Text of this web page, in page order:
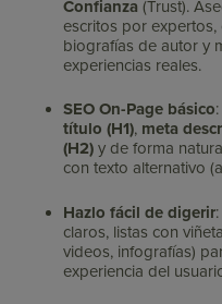
Confianza (Trust).
escritos por expertos,
biografías de autor y
experiencias reales.
SEO On-Page básico
título (H1), meta
(H2) y de forma
con texto alternativo
Hazlo fácil de digerir
claros, listas con
videos, infografías)
experiencia del